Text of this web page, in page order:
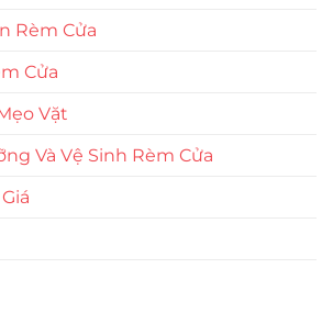
Rèm Cửa
Cửa
Vặt
Và Vệ Sinh Rèm Cửa